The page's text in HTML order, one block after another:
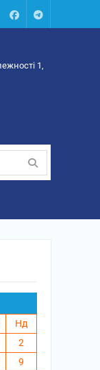
FacebookTalegram
1,
Нд
2
9